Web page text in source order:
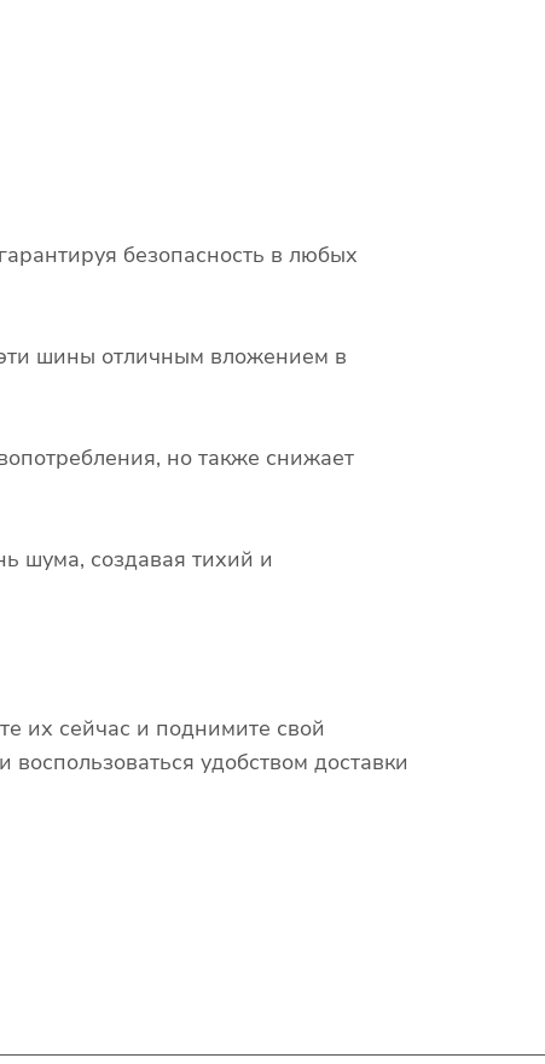
безопасность в любых
эти шины отличным вложением в
но также снижает
шума, создавая тихий и
их сейчас и поднимите свой
удобством доставки